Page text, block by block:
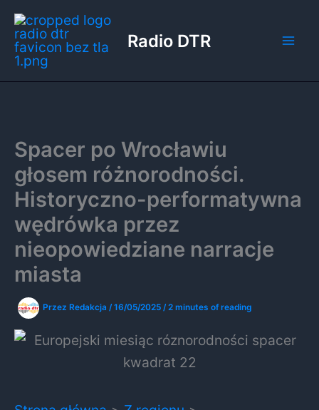
Przejdź
do
treści
Radio DTR
Spacer po Wrocławiu
głosem różnorodności.
Historyczno-performatywna
wędrówka przez
nieopowiedziane narracje
miasta
Przez Redakcja /16/05/2025 /2 minutes of reading